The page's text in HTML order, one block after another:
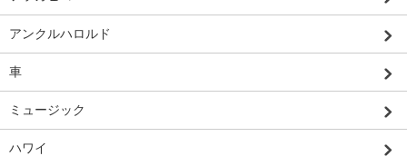
アンクルハロルド
車
ミュージック
ハワイ